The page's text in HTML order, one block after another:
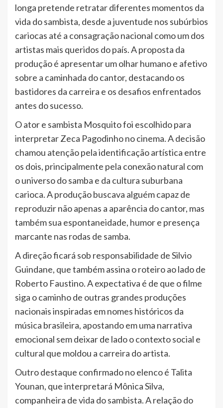
longa pretende retratar diferentes momentos da
vida do sambista, desde a juventude nos subúrbios
cariocas até a consagração nacional como um dos
artistas mais queridos do país. A proposta da
produção é apresentar um olhar humano e afetivo
sobre a caminhada do cantor, destacando os
bastidores da carreira e os desafios enfrentados
antes do sucesso.
O ator e sambista Mosquito foi escolhido para
interpretar Zeca Pagodinho no cinema. A decisão
chamou atenção pela identificação artística entre
os dois, principalmente pela conexão natural com
o universo do samba e da cultura suburbana
carioca. A produção buscava alguém capaz de
reproduzir não apenas a aparência do cantor, mas
também sua espontaneidade, humor e presença
marcante nas rodas de samba.
A direção ficará sob responsabilidade de Silvio
Guindane, que também assina o roteiro ao lado de
Roberto Faustino. A expectativa é de que o filme
siga o caminho de outras grandes produções
nacionais inspiradas em nomes históricos da
música brasileira, apostando em uma narrativa
emocional sem deixar de lado o contexto social e
cultural que moldou a carreira do artista.
Outro destaque confirmado no elenco é Talita
Younan, que interpretará Mônica Silva,
companheira de vida do sambista. A relação do